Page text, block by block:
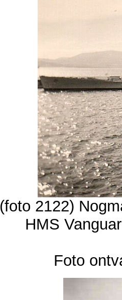
(foto 2122)
HMS
Foto